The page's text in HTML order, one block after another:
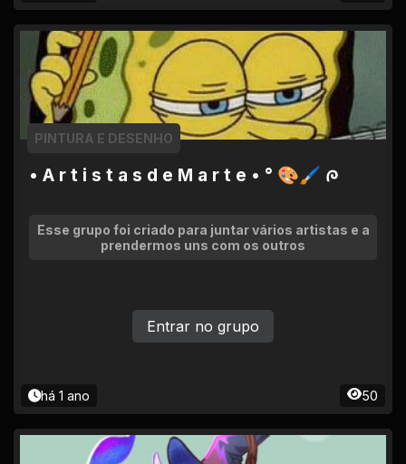
• A r t i s t a s d e M a r t e • ° 🎨🖌 ᰍ
PINTURA E DESENHO
Esse grupo foi criado para juntar vários artistas e a
prendermos uns com os outros
há 1 ano 50
Entrar no grupo